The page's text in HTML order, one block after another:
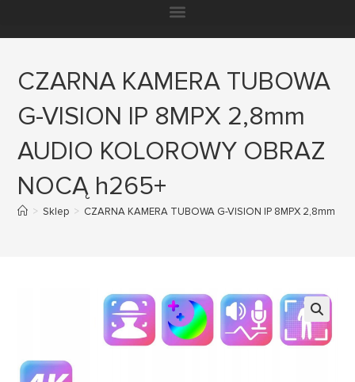
CZARNA KAMERA TUBOWA
G-VISION IP 8MPX 2,8mm
AUDIO KOLOROWY OBRAZ
NOCĄ h265+
> Sklep > CZARNA KAMERA TUBOWA G-VISION IP 8MPX 2,8mm